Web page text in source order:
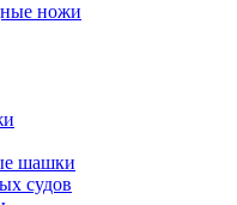
ножи
шашки
судов